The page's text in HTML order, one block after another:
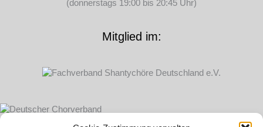
(donnerstags 19:00 bis 20:45 Uhr)
Mitglied im: